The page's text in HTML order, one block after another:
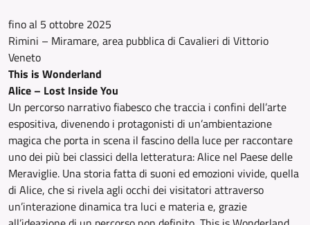
fino al 5 ottobre 2025
Rimini – Miramare, area pubblica di Cavalieri di Vittorio
Veneto
This is Wonderland
Alice – Lost Inside You
Un percorso narrativo fiabesco che traccia i confini dell’arte
espositiva, divenendo i protagonisti di un’ambientazione
magica che porta in scena il fascino della luce per raccontare
uno dei più bei classici della letteratura: Alice nel Paese delle
Meraviglie. Una storia fatta di suoni ed emozioni vivide, quella
di Alice, che si rivela agli occhi dei visitatori attraverso
un’interazione dinamica tra luci e materia e, grazie